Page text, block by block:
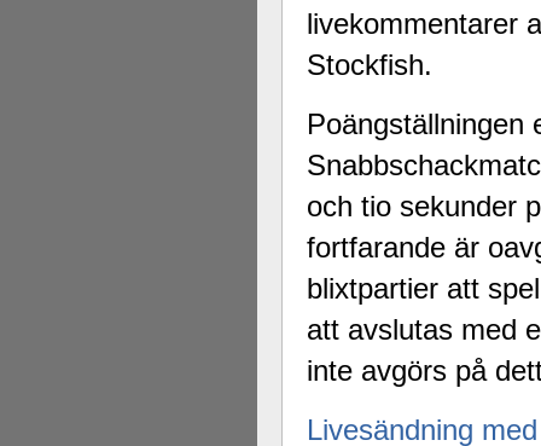
livekommentarer
Stockfish.
Poängställningen
och tio sekunder
fortfarande är
blixtpartier att
att avslutas med
inte avgörs på
Livesändning